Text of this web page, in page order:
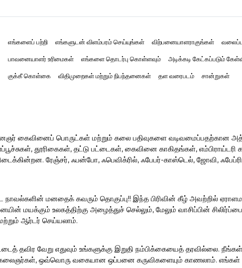
எங்களைப் பற்றி எங்களுடன் விளம்பரம் செய்யுங்கள் விற்பனையாளராகுங்கள்
பாவனையாளர் உரிமைகள் எங்களை தொடர்பு கொள்ளவும் அடிக்கடி கேட்கப்படும்
குக்கீ கொள்கை விதிமுறைகள் மற்றும் நிபந்தனைகள் தள வரைபடம் சான்றுகள்
கைவினைப் பொருட்கள் மற்றும் கலை பதிவுகளை
தூரிகைகள், தட்டு பட்டைகள், கைவினை காகிதங்கள், எம்பிராய்டரி
ரேஞ்சர், ஃபன்போ, ஃபெவிக்ரில், ஃபேபர்-காஸ்டெல், ஜோவி,
மனதைக் கவரும் தொகுப்பு!! இந்த பிரிவின் கீழ் அவற்றில்
மயக்கும் உலகத்திற்கு அழைத்துச் செல்லும், மேலும் வாசிப்பின்
ஆர்டர் செய்யலாம்.
தவிர வேறு எதுவும் உங்களுக்கு இறுதி நம்பிக்கையைத் தரவில்லை.
கலைஞர்கள், ஒவ்வொரு வகையான ஒப்பனை கருவிகளையும் காணலாம். எங்கள்